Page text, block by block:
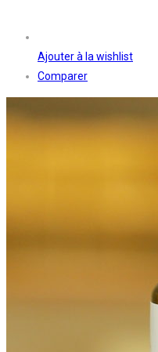
Ajouter à la wishlist
Comparer